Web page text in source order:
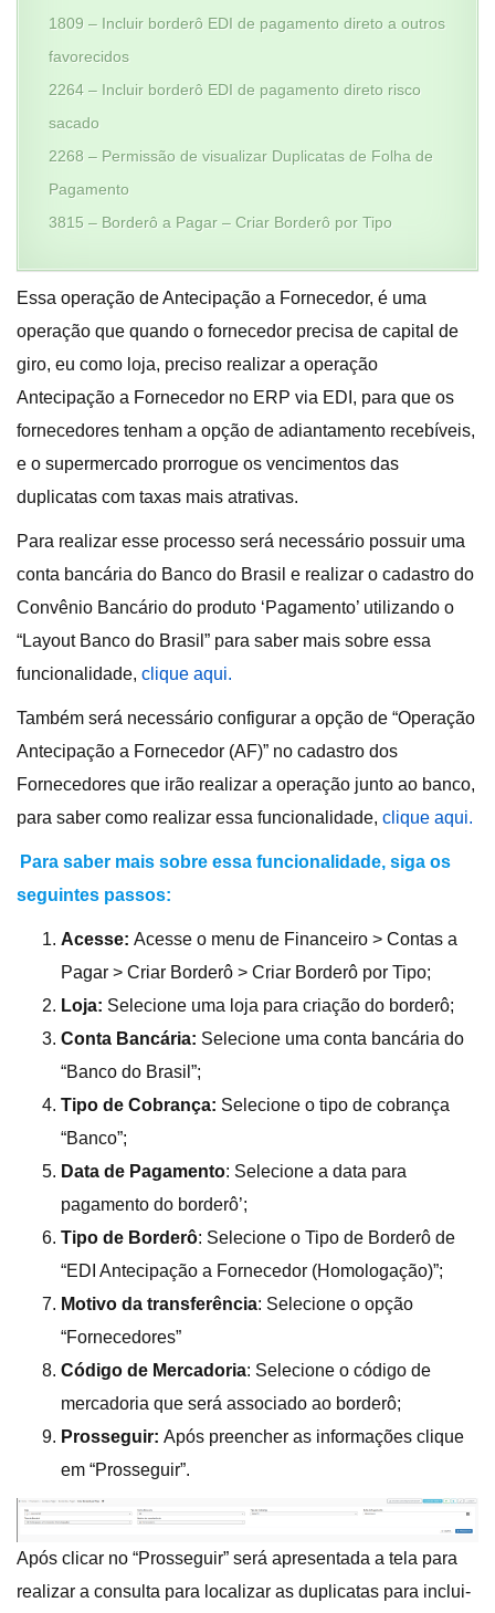
1809 – Incluir borderô EDI de pagamento direto a outros
favorecidos
2264 – Incluir borderô EDI de pagamento direto risco
sacado
2268 – Permissão de visualizar Duplicatas de Folha de
Pagamento
3815 – Borderô a Pagar – Criar Borderô por Tipo
Essa operação de Antecipação a Fornecedor, é uma
operação que quando o fornecedor precisa de capital de
giro, eu como loja, preciso realizar a operação
Antecipação a Fornecedor no ERP via EDI, para que os
fornecedores tenham a opção de adiantamento recebíveis,
e o supermercado prorrogue os vencimentos das
duplicatas com taxas mais atrativas.
Para realizar esse processo será necessário possuir uma
conta bancária do Banco do Brasil e realizar o cadastro do
Convênio Bancário do produto ‘Pagamento’ utilizando o
“Layout Banco do Brasil” para saber mais sobre essa
funcionalidade, clique aqui.
Também será necessário configurar a opção de “Operação
Antecipação a Fornecedor (AF)” no cadastro dos
Fornecedores que irão realizar a operação junto ao banco,
para saber como realizar essa funcionalidade, clique aqui.
Para saber mais sobre essa funcionalidade, siga os
seguintes passos:
Acesse: Acesse o menu de Financeiro > Contas a
Pagar > Criar Borderô > Criar Borderô por Tipo;
Loja: Selecione uma loja para criação do borderô;
Conta Bancária: Selecione uma conta bancária do
“Banco do Brasil”;
Tipo de Cobrança: Selecione o tipo de cobrança
“Banco”;
Data de Pagamento: Selecione a data para
pagamento do borderô’;
Tipo de Borderô: Selecione o Tipo de Borderô de
“EDI Antecipação a Fornecedor (Homologação)”;
Motivo da transferência: Selecione o opção
“Fornecedores”
Código de Mercadoria: Selecione o código de
mercadoria que será associado ao borderô;
Prosseguir: Após preencher as informações clique
em “Prosseguir”.
Após clicar no “Prosseguir” será apresentada a tela para
realizar a consulta para localizar as duplicatas para inclui-